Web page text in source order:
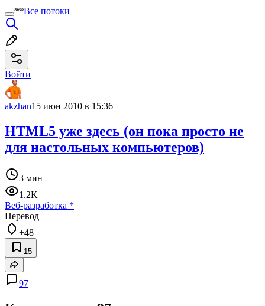
Все потоки
Войти
akzhan15 июн 2010 в 15:36
HTML5 уже здесь (он пока просто не
для настольных компьютеров)
3 мин
1.2K
Веб-разработка *
Перевод
+48
15
97